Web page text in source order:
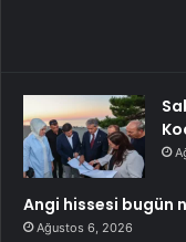
Angi hissesi bugün
Ağustos 6, 2026